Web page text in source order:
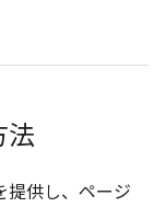
法
提供し、ページ